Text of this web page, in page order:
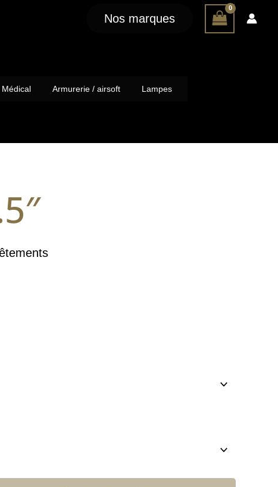
Nos marques
Médical Armurerie / airsoft Lampes